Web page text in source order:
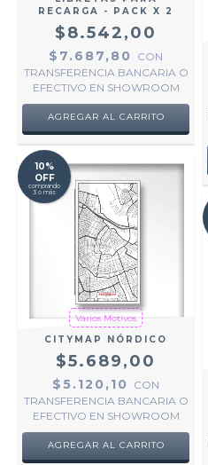
RECARGA - PACK X 2
$8.542,00
$7.687,80
CON
TRANSFERENCIA BANCARIA O
EFECTIVO EN SHOWROOM
AGREGAR AL CARRITO
10%
OFF
comprando
3 o más
Varios Motivos
CITYMAP NÓRDICO
$5.689,00
$5.120,10
CON
TRANSFERENCIA BANCARIA O
EFECTIVO EN SHOWROOM
AGREGAR AL CARRITO